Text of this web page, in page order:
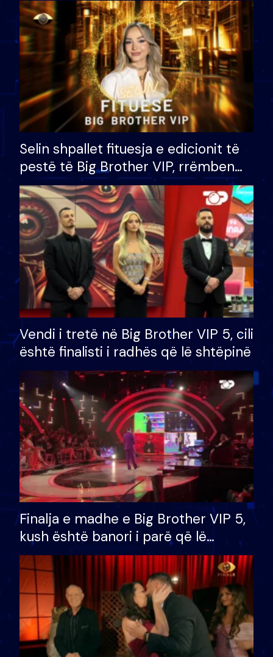
Selin shpallet fituesja e edicionit të
pestë të Big Brother VIP, rrëmben
çmimin e madh prej 100 mijë eurosh
Vendi i tretë në Big Brother VIP 5, cili
është finalisti i radhës që lë shtëpinë
Finalja e madhe e Big Brother VIP 5,
kush është banori i parë që lë
shtëpinë dhe humb mundësinë për
të fituar çmimin e madh